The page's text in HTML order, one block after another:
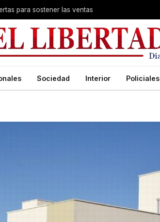
para sostener las ventas
Sociedad Interior Policiales